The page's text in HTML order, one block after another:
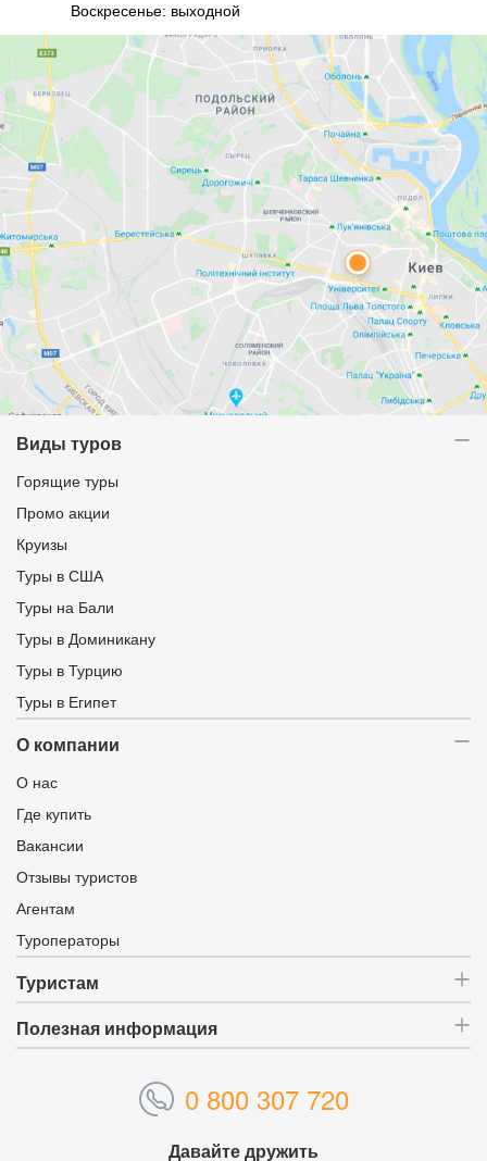
Воскресенье: выходной
Виды туров
Горящие туры
Промо акции
Круизы
Туры в США
Туры на Бали
Туры в Доминикану
Туры в Турцию
Туры в Египет
О компании
О нас
Где купить
Вакансии
Отзывы туристов
Агентам
Туроператоры
Туристам
Полезная информация
0 800 307 720
Давайте дружить